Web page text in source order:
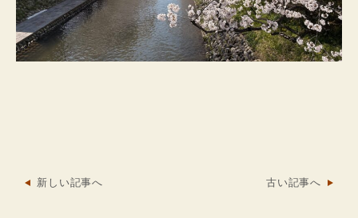
新しい記事へ 古い記事へ